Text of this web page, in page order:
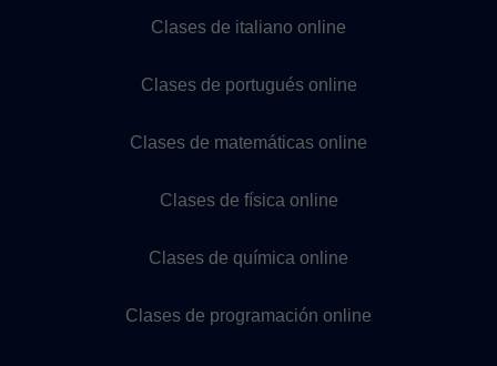
Clases de italiano online
Clases de portugués online
Clases de matemáticas online
Clases de física online
Clases de química online
Clases de programación online